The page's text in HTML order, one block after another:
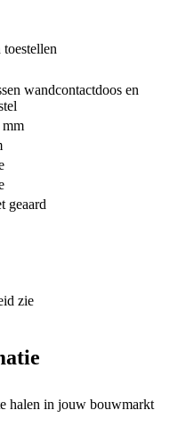
wandcontactdoos en
mm
geaard
zie
halen in jouw bouwmarkt